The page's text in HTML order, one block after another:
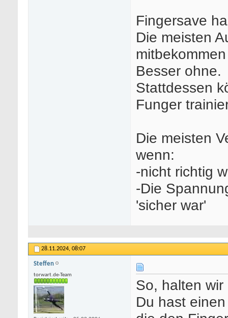
Fingersave
Die meisten
Besser ohne.
Stattdessen
Funger
Die meisten
wenn:
-nicht richtig
-Die
'sicher war'
28.11.2024, 08:07
Steffen
torwart.de-Team
So, halten wir
Du hast